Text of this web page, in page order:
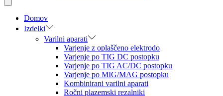
Domov
Izdelki
Varilni aparati
Varjenje z oplaščeno elektrodo
Varjenje po TIG DC postopku
Varjenje po TIG AC/DC postopku
Varjenje po MIG/MAG postopku
Kombinirani varilni aparati
Ročni plazemski rezalniki